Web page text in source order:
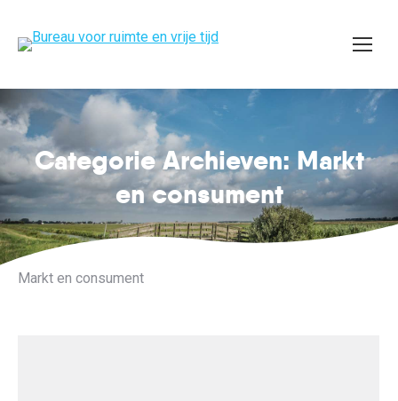
Categorie Archieven: Markt
en consument
Je bent hier:
Markt en consument